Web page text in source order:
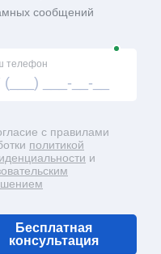
сообщений
телефон
с правилами
политикой
и
Бесплатная
консультация